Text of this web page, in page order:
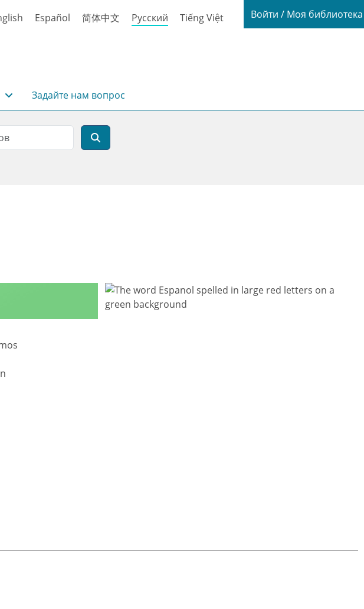
Español 简体中文 Русский Tiếng Việt Login / My
Войти / Моя
Задайте нам вопрос